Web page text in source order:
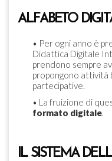
ALFABETO
• Per ogni anno è
Didattica Digitale
prendono sempre
propongono attività
partecipative.
• La fruizione di
formato digitale.
IL SISTEMA